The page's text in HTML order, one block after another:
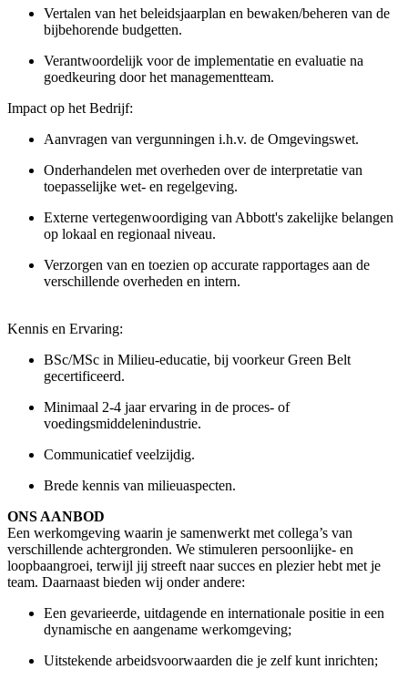
Vertalen van het beleidsjaarplan en bewaken/beheren van de
bijbehorende budgetten.
Verantwoordelijk voor de implementatie en evaluatie na
goedkeuring door het managementteam.
Impact op het Bedrijf:
Aanvragen van vergunningen i.h.v. de Omgevingswet.
Onderhandelen met overheden over de interpretatie van
toepasselijke wet- en regelgeving.
Externe vertegenwoordiging van Abbott's zakelijke belangen
op lokaal en regionaal niveau.
Verzorgen van en toezien op accurate rapportages aan de
verschillende overheden en intern.
Kennis en Ervaring:
BSc/MSc in Milieu-educatie, bij voorkeur Green Belt
gecertificeerd.
Minimaal 2-4 jaar ervaring in de proces- of
voedingsmiddelenindustrie.
Communicatief veelzijdig.
Brede kennis van milieuaspecten.
ONS AANBOD
Een werkomgeving waarin je samenwerkt met collega’s van
verschillende achtergronden. We stimuleren persoonlijke- en
loopbaangroei, terwijl jij streeft naar succes en plezier hebt met je
team. Daarnaast bieden wij onder andere:
Een gevarieerde, uitdagende en internationale positie in een
dynamische en aangename werkomgeving;
Uitstekende arbeidsvoorwaarden die je zelf kunt inrichten;